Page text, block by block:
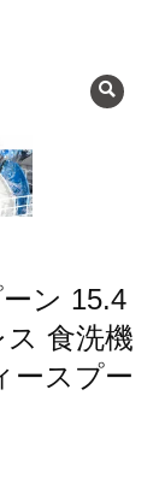
ン 15.4
食洗機
ースプー